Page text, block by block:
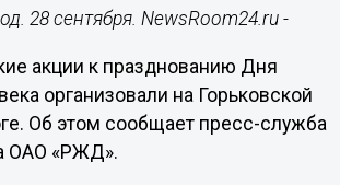
28 сентября. NewsRoom24.ru -
акции к празднованию Дня
организовали на Горьковской
Об этом сообщает пресс-служба
ОАО «РЖД».